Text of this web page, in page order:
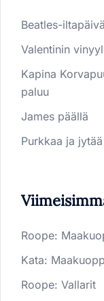
Beatles-
Valentinin
Kapina
paluu
James päällä
Purkkaa ja jytää
Roope:
Kata:
Roope: Vallarit